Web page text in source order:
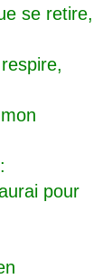
se retire,
pour